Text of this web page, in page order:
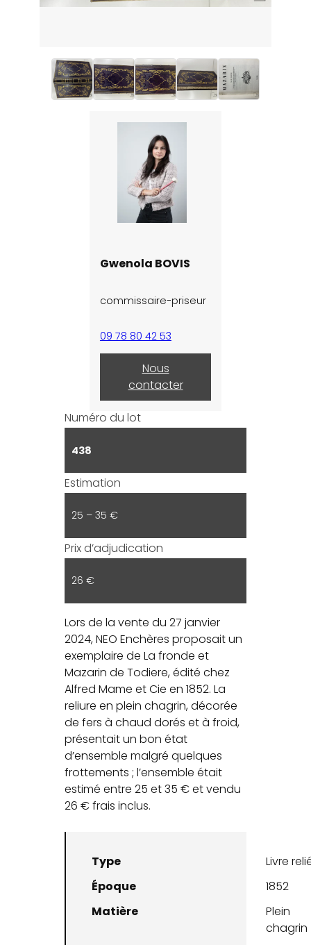
Gwenola BOVIS
commissaire-priseur
09 78 80 42 53
Nous
contacter
Numéro du lot
438
Estimation
25 – 35 €
Prix d’adjudication
26 €
Lors de la vente du 27 janvier
2024, NEO Enchères proposait un
exemplaire de La fronde et
Mazarin de Todiere, édité chez
Alfred Mame et Cie en 1852. La
reliure en plein chagrin, décorée
de fers à chaud dorés et à froid,
présentait un bon état
d’ensemble malgré quelques
frottements ; l’ensemble était
estimé entre 25 et 35 € et vendu
26 € frais inclus.
Type
Livre
Époque
1852
Matière
Plein
chagrin